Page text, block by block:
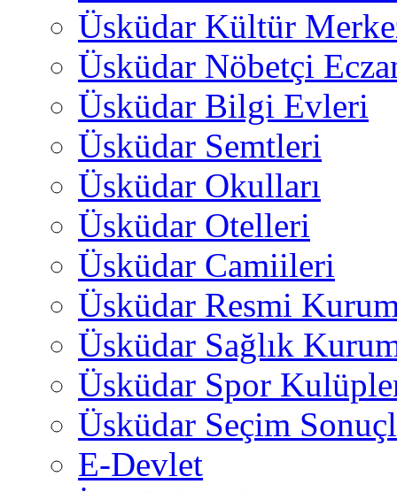
Üsküdar Kültür
Üsküdar Nöbetçi
Üsküdar Bilgi Evleri
Üsküdar Semtleri
Üsküdar Okulları
Üsküdar Otelleri
Üsküdar Camiileri
Üsküdar Resmi
Üsküdar Sağlık
Üsküdar Spor
Üsküdar Seçim
E-Devlet